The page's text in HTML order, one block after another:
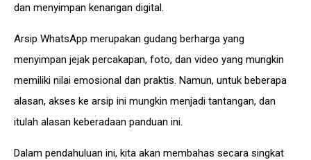
dan menyimpan kenangan digital.
Arsip WhatsApp merupakan gudang berharga yang
menyimpan jejak percakapan, foto, dan video yang mungkin
memiliki nilai emosional dan praktis. Namun, untuk beberapa
alasan, akses ke arsip ini mungkin menjadi tantangan, dan
itulah alasan keberadaan panduan ini.
Dalam pendahuluan ini, kita akan membahas secara singkat